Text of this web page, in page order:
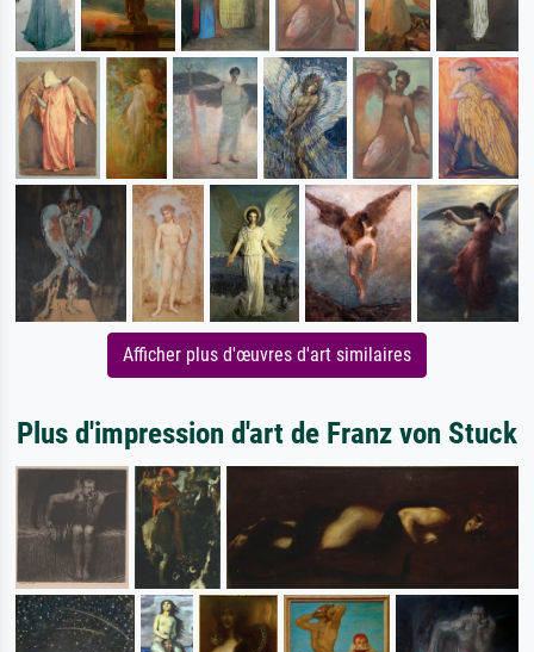
Afficher plus d'œuvres d'art similaires
Plus d'impression d'art de Franz von Stuck